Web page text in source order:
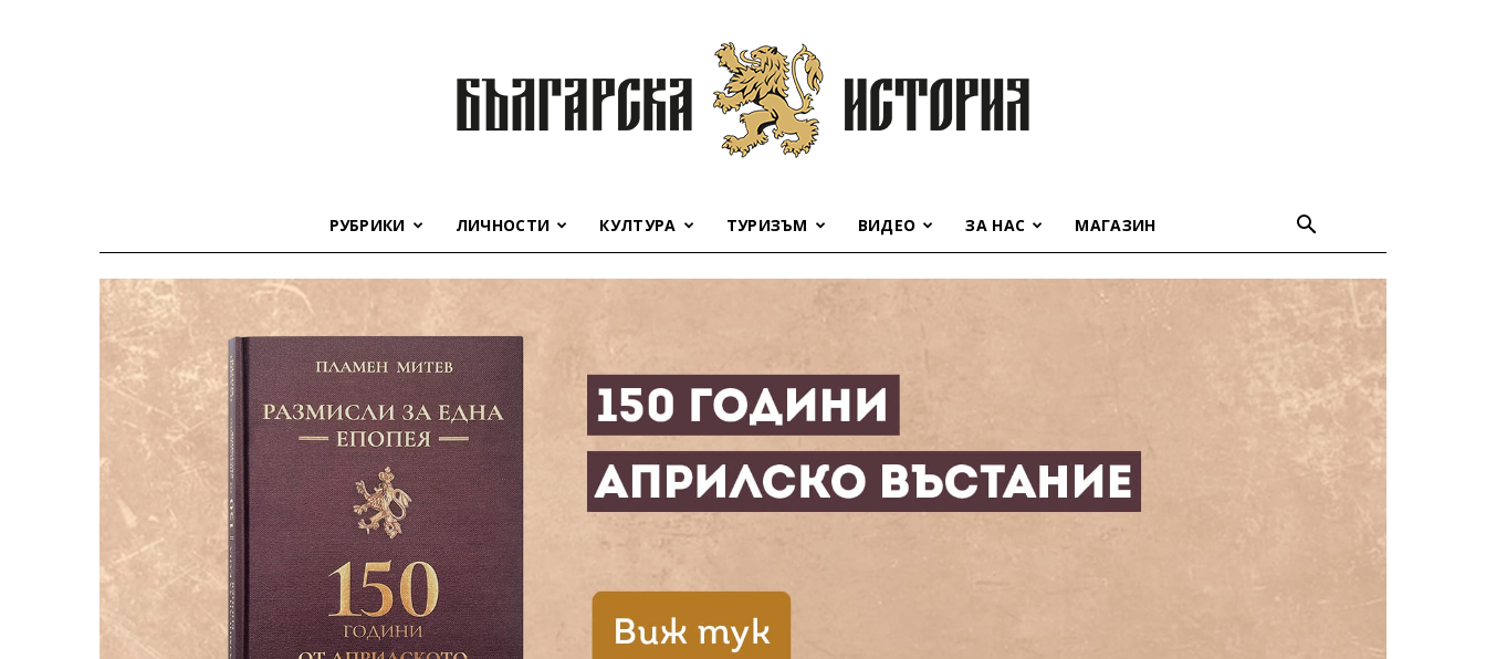
история
РУБРИКИ ЛИЧНОСТИ КУЛТУРА ТУРИЗЪМ ВИДЕО ЗА НАС МАГАЗИН